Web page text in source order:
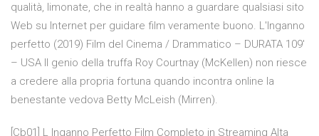
qualità, limonate, che in realtà hanno a guardare qualsiasi sito
Web su Internet per guidare film veramente buono. L'Inganno
perfetto (2019) Film del Cinema / Drammatico – DURATA 109′
– USA Il genio della truffa Roy Courtnay (McKellen) non riesce
a credere alla propria fortuna quando incontra online la
benestante vedova Betty McLeish (Mirren).
[Cb01] L Inganno Perfetto Film Completo in Streaming Alta